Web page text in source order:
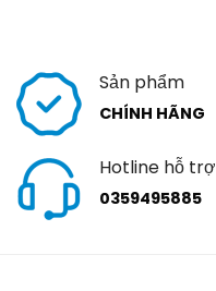
Sản phẩm
CHÍNH HÃNG
Hotline hỗ trợ
0359495885